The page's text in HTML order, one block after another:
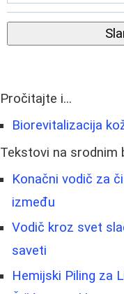
Pročitajte i...
Biorevitalizacija
Tekstovi na srodnim
Konačni vodič za
između
Vodič kroz svet
saveti
Hemijski Piling za